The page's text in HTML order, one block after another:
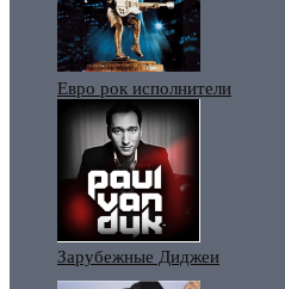
Евро рок исполнители
Зарубежные Диджеи